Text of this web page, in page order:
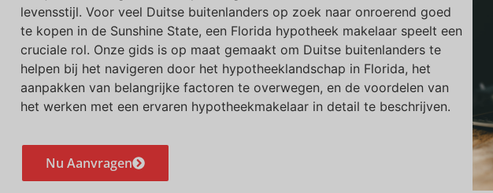
levensstijl. Voor veel Duitse buitenlanders op zoek naar onroerend goed
te kopen in de Sunshine State, een Florida hypotheek makelaar speelt een
cruciale rol. Onze gids is op maat gemaakt om Duitse buitenlanders te
helpen bij het navigeren door het hypotheeklandschap in Florida, het
aanpakken van belangrijke factoren te overwegen, en de voordelen van
het werken met een ervaren hypotheekmakelaar in detail te beschrijven.
Nu Aanvragen